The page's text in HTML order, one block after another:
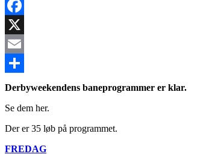
Facebook
X
Email
Share
Derbyweekendens baneprogrammer er klar.
Se dem her.
Der er 35 løb på programmet.
FREDAG